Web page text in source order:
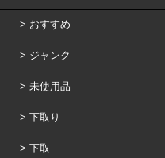
おすすめ
ジャンク
未使用品
下取り
下取